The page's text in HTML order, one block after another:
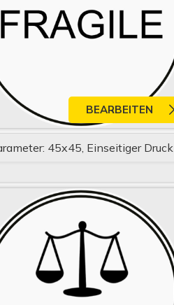
45x45, Einseitiger Druck
BEARBEITEN